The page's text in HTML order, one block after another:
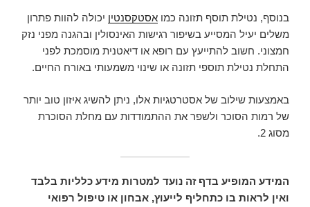
בנוסף, נטילת תוסף תזונה כמו אסטקסנטין יכולה להוות פתרון
משלים יעיל המסייע בשיפור רגישות האינסולין ובהגנה מפני נזק
חמצוני. חשוב להתייעץ עם רופא או דיאטנית מוסמכת לפני
התחלת נטילת תוספי תזונה או שינוי משמעותי באורח החיים.
באמצעות שילוב של אסטרטגיות אלו, ניתן להשיג איזון טוב יותר
של רמות הסוכר ולשפר את ההתמודדות עם מחלת הסוכרת
מסוג 2.
המידע המופיע בדף זה נועד למטרות מידע כלליות בלבד
ואין לראות בו כתחליף לייעוץ, אבחון או טיפול רפואי